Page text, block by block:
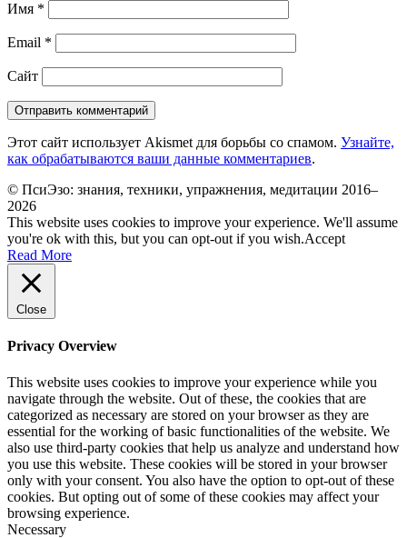
Имя *
Email *
Сайт
Этот сайт использует Akismet для борьбы со спамом. Узнайте,
как обрабатываются ваши данные комментариев.
© ПсиЭзо: знания, техники, упражнения, медитации 2016–
2026
This website uses cookies to improve your experience. We'll assume
you're ok with this, but you can opt-out if you wish.Accept
Read More
Close
Privacy Overview
This website uses cookies to improve your experience while you
navigate through the website. Out of these, the cookies that are
categorized as necessary are stored on your browser as they are
essential for the working of basic functionalities of the website. We
also use third-party cookies that help us analyze and understand how
you use this website. These cookies will be stored in your browser
only with your consent. You also have the option to opt-out of these
cookies. But opting out of some of these cookies may affect your
browsing experience.
Necessary